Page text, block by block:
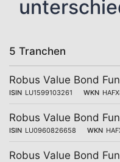
5 Tranchen
Robus Value Bond
ISIN LU1599103261 WKN
Robus Value Bond
ISIN LU0960826658 WKN
Robus Value Bond